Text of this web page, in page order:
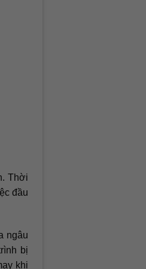
Thời
đầu
ngâu
bị
khi